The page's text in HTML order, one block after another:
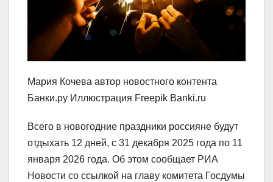
Мария Кочева автор новостного контента
Банки.ру Иллюстрация Freepik Banki.ru ​
Всего в новогодние праздники россияне будут
отдыхать 12 дней, с 31 декабря 2025 года по 11
января 2026 года. Об этом сообщает РИА
Новости со ссылкой на главу комитета Госдумы